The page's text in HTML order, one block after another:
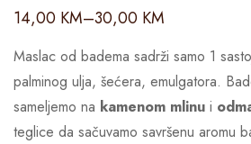
14,00 KM–30,00 KM
Maslac od badema sadrži samo 1
palminog ulja, šećera, emulgatora.
sameljemo na kamenom mlinu i
teglice da sačuvamo savršenu aromu